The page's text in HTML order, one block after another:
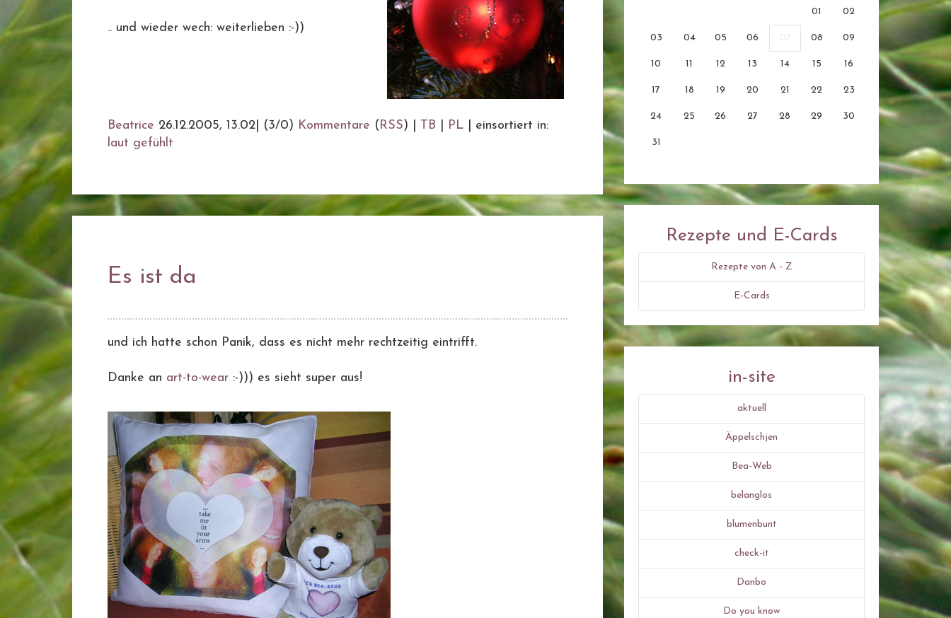
.. und wieder wech: weiterlieben :-))
Beatrice 26.12.2005, 13.02 (3/0) Kommentare (RSS) | TB PL
einsortiert in:
laut gefühlt
Es ist da
und ich hatte schon Panik, dass es nicht mehr rechtzeitig eintrifft.
Danke an art-to-wear :-))) es sieht super aus!
01 02
03 04 05 06 07 08 09
10 11 12 13 14 15 16
17 18 19 20 21 22 23
24 25 26 27 28 29 30
31
Rezepte und E-Cards
Rezepte von A - Z
E-Cards
in-site
aktuell
Äppelschjen
Bea-Web
belanglos
blumenbunt
check-it
Danbo
Do you know